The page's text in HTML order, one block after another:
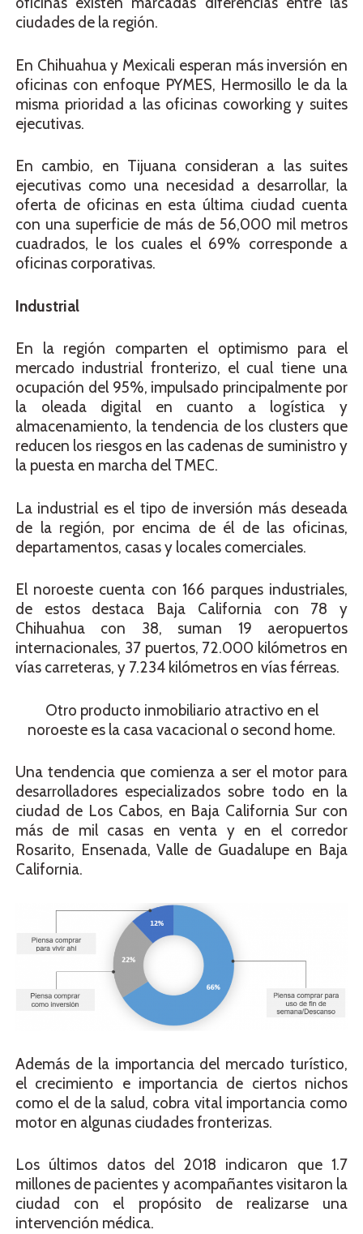
ciudades de la región.
En Chihuahua y Mexicali esperan más inversión en
oficinas con enfoque PYMES, Hermosillo le da la
misma prioridad a las oficinas coworking y suites
ejecutivas.
En cambio, en Tijuana consideran a las suites
ejecutivas como una necesidad a desarrollar, la
oferta de oficinas en esta última ciudad cuenta
con una superficie de más de 56,000 mil metros
cuadrados, le los cuales el 69% corresponde a
oficinas corporativas.
Industrial
En la región comparten el optimismo para el
mercado industrial fronterizo, el cual tiene una
ocupación del 95%, impulsado principalmente por
la oleada digital en cuanto a logística y
almacenamiento, la tendencia de los clusters que
reducen los riesgos en las cadenas de suministro y
la puesta en marcha del TMEC.
La industrial es el tipo de inversión más deseada
de la región, por encima de él de las oficinas,
departamentos, casas y locales comerciales.
El noroeste cuenta con 166 parques industriales,
de estos destaca Baja California con 78 y
Chihuahua con 38, suman 19 aeropuertos
internacionales, 37 puertos, 72.000 kilómetros en
vías carreteras, y 7.234 kilómetros en vías férreas.
Otro producto inmobiliario atractivo en el
noroeste es la casa vacacional o second home.
Una tendencia que comienza a ser el motor para
desarrolladores especializados sobre todo en la
ciudad de Los Cabos, en Baja California Sur con
más de mil casas en venta y en el corredor
Rosarito, Ensenada, Valle de Guadalupe en Baja
California.
Además de la importancia del mercado turístico,
el crecimiento e importancia de ciertos nichos
como el de la salud, cobra vital importancia como
motor en algunas ciudades fronterizas.
Los últimos datos del 2018 indicaron que 1.7
millones de pacientes y acompañantes visitaron la
ciudad con el propósito de realizarse una
intervención médica.